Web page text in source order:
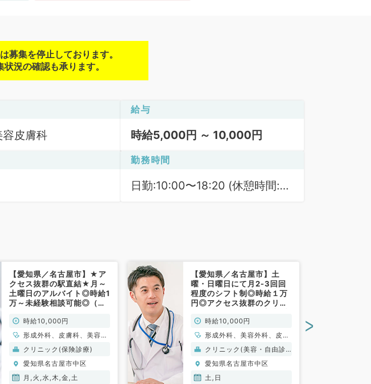
募集を停止しております。
状況の確認も承ります。
容皮膚科
給与
時給5,000円 ～ 10,000円
勤務時間
日勤:10:00〜18:20 (休憩時間:
【愛知県／名古屋市】★ア
クセス抜群の駅直結★月～
土曜日のアルバイト◎時給1
万～未経験相談可能◎（形
時給10,000円
形成外科、皮膚科、美容皮
膚科
クリニック(保険診療)
愛知県名古屋市中区
月,火,水,木,金,土
【愛知県／名古屋市】土
曜・日曜日にて月2-3回回
程度のシフト制◎時給１万
円◎アクセス抜群のクリニ
／非常勤）
時給10,000円
形成外科、美容外科、皮膚
科
クリニック(美容・自由診
療）
愛知県名古屋市中区
土,日
>